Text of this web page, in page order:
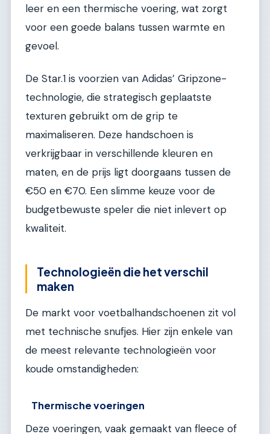
leer en een thermische voering, wat zorgt
voor een goede balans tussen warmte en
gevoel.
De Star.1 is voorzien van Adidas’ Gripzone-
technologie, die strategisch geplaatste
texturen gebruikt om de grip te
maximaliseren. Deze handschoen is
verkrijgbaar in verschillende kleuren en
maten, en de prijs ligt doorgaans tussen de
€50 en €70. Een slimme keuze voor de
budgetbewuste speler die niet inlevert op
kwaliteit.
Technologieën die het verschil
maken
De markt voor voetbalhandschoenen zit vol
met technische snufjes. Hier zijn enkele van
de meest relevante technologieën voor
koude omstandigheden:
Thermische voeringen
Deze voeringen, vaak gemaakt van fleece of